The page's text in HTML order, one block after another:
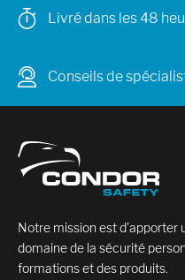
Livré dans les 48
Conseils de
Notre mission est d’apporter
domaine de la sécurité
formations et des produits.